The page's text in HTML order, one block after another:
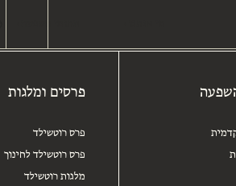
פרסים ומלגות
פרס רוטשילד
פרס רוטשילד לחינוך
מלגות רוטשילד